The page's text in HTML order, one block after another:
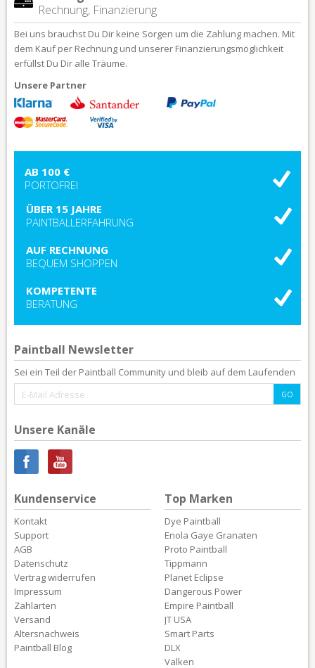
Rechnung, Finanzierung
Bei uns brauchst Du Dir keine Sorgen um die Zahlung machen. Mit
dem Kauf per Rechnung und unserer Finanzierungsmöglichkeit
erfüllst Du Dir alle Träume.
Unsere Partner
AB 100 €
PORTOFREI
ÜBER 15 JAHRE
PAINTBALLERFAHRUNG
AUF RECHNUNG
BEQUEM SHOPPEN
KOMPETENTE
BERATUNG
Paintball Newsletter
Sei ein Teil der Paintball Community und bleib auf dem Laufenden
Unsere Kanäle
Kundenservice
Kontakt
Support
AGB
Datenschutz
Vertrag widerrufen
Impressum
Zahlarten
Versand
Altersnachweis
Paintball Blog
Top Marken
Dye Paintball
Enola Gaye Granaten
Proto Paintball
Tippmann
Planet Eclipse
Dangerous Power
Empire Paintball
JT USA
Smart Parts
DLX
Valken